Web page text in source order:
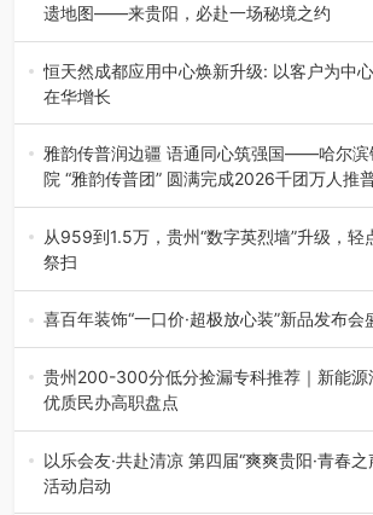
遗地图——来贵阳，必赴一场秘境之约
2026年7月21日，2026年“贵州很值得”暨抖
地”（贵州站）主题…
恒天然成都应用中心焕新升级: 以客户为中
在华增长
融合全球研发实力与本土洞察，深化客户共
场创新发展 （7月27日，成…
雅韵传普润边疆 语通同心筑强国——哈尔滨
院 “雅韵传普团” 圆满完成2026千团万人推
为扎实推进2026“千团万人推普强国行”大
践，牢牢紧扣 “雅韵传普…
从959到1.5万，贵州“数字英烈墙”升级，轻
祭扫
八一建军节到来之际，由贵州省退役军人事
市退役军人事务局联合贵州广电…
喜百年装饰“一口价·超极放心装”新品发布会
2026年7月31日，喜百年装饰“一口价·超极
会在贵阳隆重举行。…
贵州200-300分低分捡漏专科推荐｜新能源
优质民办高职盘点
在贵州省高考志愿填报体系中，200至300
的省内工科、新能源汽车…
以乐会友·共赴清凉 第四届“爽爽贵阳·青春
活动启动
七月的贵阳，清风送爽，第四届“爽爽贵阳·